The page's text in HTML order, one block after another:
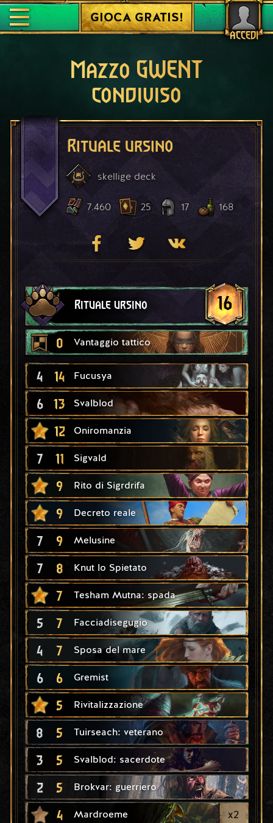
ACCEDI
GIOCA GRATIS!
Mazzo GWENT
condiviso
Rituale ursino
skellige deck
7.460 25 17 168
Rituale ursino 16
0 Vantaggio tattico
4 14 Fucusya
6 13 Svalblod
12 Oniromanzia
7 11 Sigvald
9 Rito di Sigrdrifa
9 Decreto reale
7 9 Melusine
7 8 Knut lo Spietato
7 Tesham Mutna: spada
5 7 Facciadisegugio
4 7 Sposa del mare
6 6 Gremist
5 Rivitalizzazione
8 5 Tuirseach: veterano
3 5 Svalblod: sacerdote
2 5 Brokvar: guerriero
4 Mardroeme x2